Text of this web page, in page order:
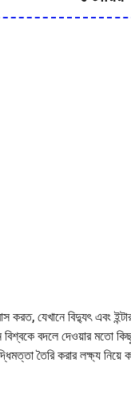
যেখানে বিদ্যুৎ এবং
বদলে দেওয়ার মতো কিছু
তৈরি করার লক্ষ্য নিয়ে